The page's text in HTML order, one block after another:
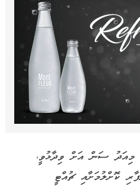
ސަން އަށް ވިދާޅުވީ،
ކޮށްލުމަށާއި ޗުއްޓީ